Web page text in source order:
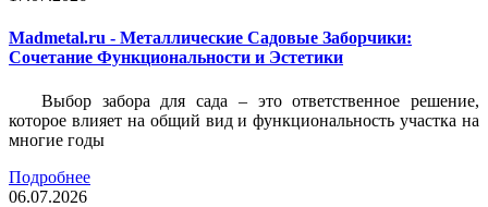
Madmetal.ru - Металлические Садовые Заборчики:
Сочетание Функциональности и Эстетики
Выбор забора для сада – это ответственное решение,
которое влияет на общий вид и функциональность участка на
многие годы
Подробнее
06.07.2026